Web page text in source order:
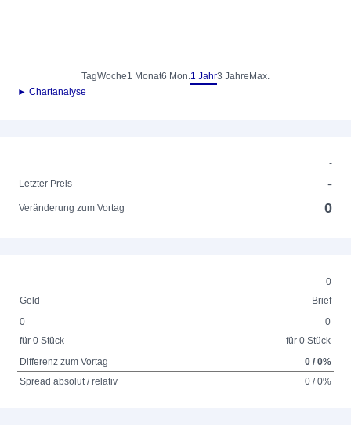
TagWoche1 Monat6 Mon.1 Jahr3 Jahre Max.
► Chartanalyse
-
Letzter Preis
-
Veränderung zum Vortag 0
0
Geld
Brief
0
für 0 Stück
0
für 0 Stück
Differenz zum Vortag
0 / 0%
Spread absolut / relativ
0 / 0%